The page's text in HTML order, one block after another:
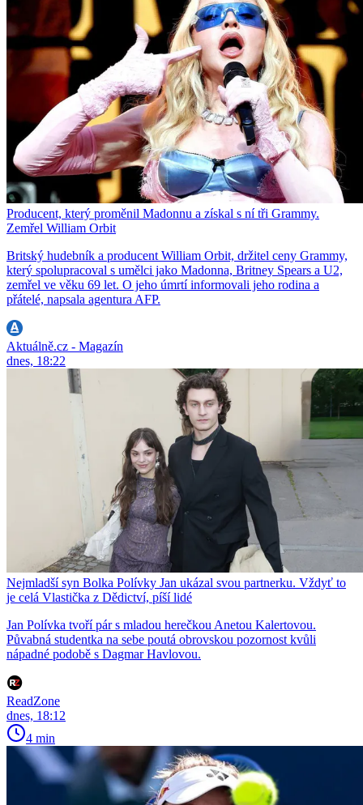
Producent, který proměnil Madonnu a získal s ní tři Grammy.
Zemřel William Orbit
Britský hudebník a producent William Orbit, držitel ceny Grammy,
který spolupracoval s umělci jako Madonna, Britney Spears a U2,
zemřel ve věku 69 let. O jeho úmrtí informovali jeho rodina a
přátelé, napsala agentura AFP.
Aktuálně.cz - Magazín
dnes, 18:22
Nejmladší syn Bolka Polívky Jan ukázal svou partnerku. Vždyť to
je celá Vlastička z Dědictví, píší lidé
Jan Polívka tvoří pár s mladou herečkou Anetou Kalertovou.
Půvabná studentka na sebe poutá obrovskou pozornost kvůli
nápadné podobě s Dagmar Havlovou.
ReadZone
dnes, 18:12
4 min